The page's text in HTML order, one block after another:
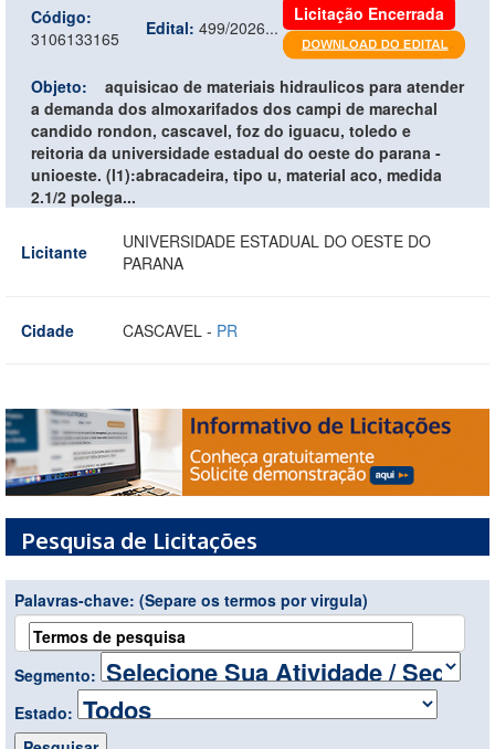
Código:
3106133165
Edital: 499/2026...
Licitação Encerrada
Objeto:
aquisicao de materiais hidraulicos para atender
a demanda dos almoxarifados dos campi de marechal
candido rondon, cascavel, foz do iguacu, toledo e
reitoria da universidade estadual do oeste do parana -
unioeste. (l1):abracadeira, tipo u, material aco, medida
2.1/2 polega...
Licitante
UNIVERSIDADE ESTADUAL DO OESTE DO
PARANA
Cidade CASCAVEL - PR
Pesquisa de Licitações
Palavras-chave: (Separe os termos por virgula)
Segmento:
Estado: